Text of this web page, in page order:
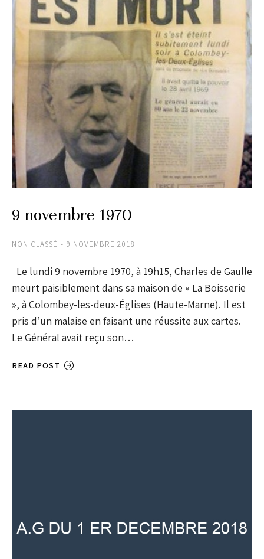
9 novembre 1970
NON CLASSÉ 9 NOVEMBRE 2018
Le lundi 9 novembre 1970, à 19h15, Charles de Gaulle
meurt paisiblement dans sa maison de « La Boisserie
», à Colombey-les-deux-Églises (Haute-Marne). Il est
pris d’un malaise en faisant une réussite aux cartes.
Le Général avait reçu son…
READ POST